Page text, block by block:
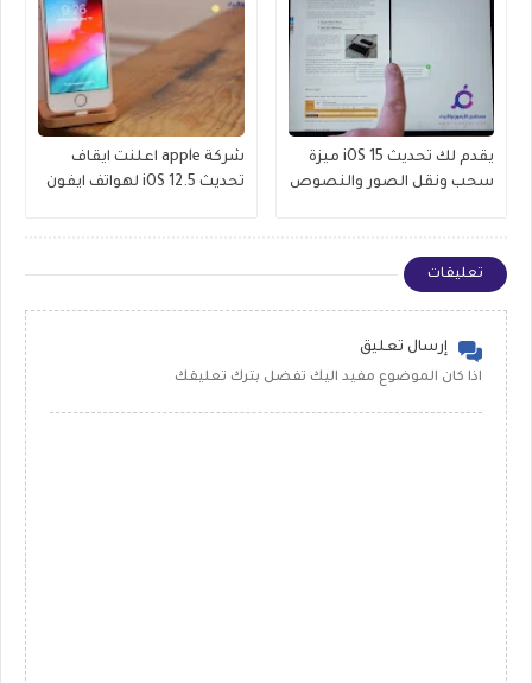
يقدم لك تحديث iOS 15 ميزة
سحب ونقل الصور والنصوص
شركة apple اعلنت ايقاف
تحديث iOS 12.5 لهواتف ايفون
تعليقات
إرسال تعليق
اذا كان الموضوع مفيد اليك تفضل بترك تعليقك